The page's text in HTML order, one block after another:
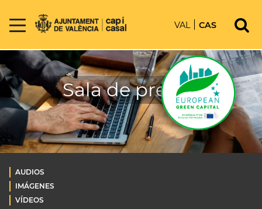
VAL CAS
Sala de prensa
AUDIOS
IMÁGENES
VÍDEOS